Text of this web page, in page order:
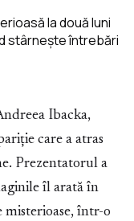
Ibacka,
care a atras
Prezentatorul a
îl arată în
într-o